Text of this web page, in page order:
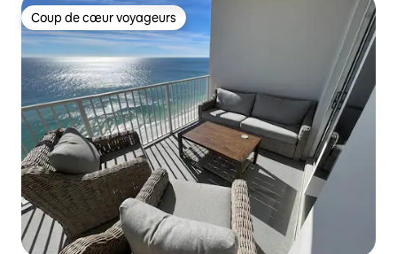
Coup de cœur voyageurs
Coup de cœur voyageurs